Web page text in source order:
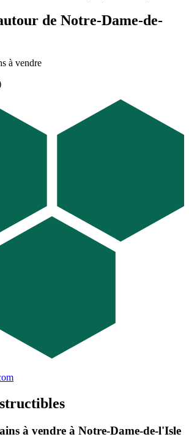
de Notre-Dame-de-
à vendre
à vendre à Notre-Dame-de-l'Isle